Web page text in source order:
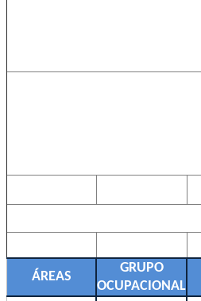
ÁREAS
GRUPO
OCUPACIONAL